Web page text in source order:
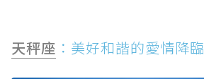
天秤座 ：美好和諧的愛情降臨